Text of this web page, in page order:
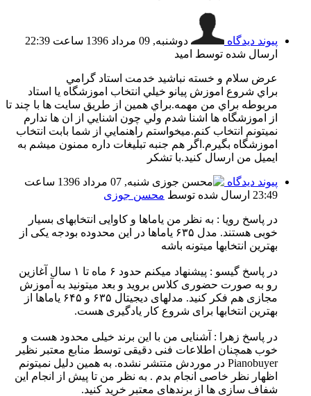
پیوند دیدگاه
دوشنبه, 09 مرداد 1396 ساعت 22:39
ارسال شده توسط اميد
عرض سلام و خسته نباشيد خدمت استاد گرامي
براي شروع اموزش پيانو خيلي انتخاب اموزشگاه يا استاد
مربوطه براي من مهمه.براي همين از طريق سايت ها با چند تا
از اموزشگاه ها اشنا شدم ولي چون اشنايي از ان ها ندارم
نميتونم انتخاب كنم.ميخواستم راهنمايي از شما بابت انتخاب
اموزشگاه بگيرم.اگر هم جنبه تبليغات داره ممنون ميشم به
ايميل من ارسال كنيد.با تشكر
پیوند دیدگاه
شنبه, 07 مرداد 1396 ساعت
23:49 ارسال شده توسط محسن جوزی
در پاسخ رویا :‌ به نظر من یاماها و کاوایی انتخابهای بسیار
خوبی هستند. مدل ۶۳۵ یاماها در این محدوده بودجه یکی از
بهترین انتخابها میتونه باشه
در پاسخ گیسو : پیشنهاد میکنم حدود ۶ ماه تا ۱ سال آغازین
رو به صورت حضوری کلاس بروید و بعد میتونید به آموزش
مجازی هم فکر کنید. مدلهای دیجیتال ۶۳۵ و ۶۴۵ یاماها از
بهترین انتخابها برای شروع کار یادگیری هست.
در پاسخ زهرا :‌ آشنایی من با این برند خیلی محدود هست و
خوب همچنان اطلاعات فنی دقیقی توسط منابع معتبر نظیر
Pianobuyer در موردش متتشر نشده. به همین دلیل نمیتونم
اظهار نظر خاصی انجام بدم . به نظر من تا پیش از انجام این
شفاف سازی ها از برندهای معتبر خرید کنید.